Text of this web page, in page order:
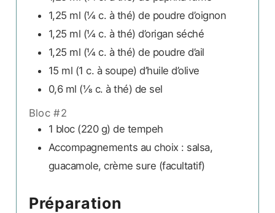
1,25 ml (¼ c. à thé) de poudre d’oignon
1,25 ml (¼ c. à thé)d’origan séché
1,25 ml (¼ c. à thé) de poudre d’ail
15 ml (1 c. à soupe) d’huile d’olive
0,6 ml (⅛ c. à thé) de sel
Bloc #2
1 bloc (220 g) de tempeh
Accompagnements au choix : salsa,
guacamole, crème sure (facultatif)
Préparation